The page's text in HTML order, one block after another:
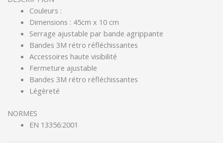
Couleurs :
Dimensions : 45cm x 10 cm
Serrage ajustable par bande agrippante
Bandes 3M rétro réfléchissantes
Accessoires haute visibilité
Fermeture ajustable
Bandes 3M rétro réfléchissantes
Légèreté
NORMES
EN 13356:2001